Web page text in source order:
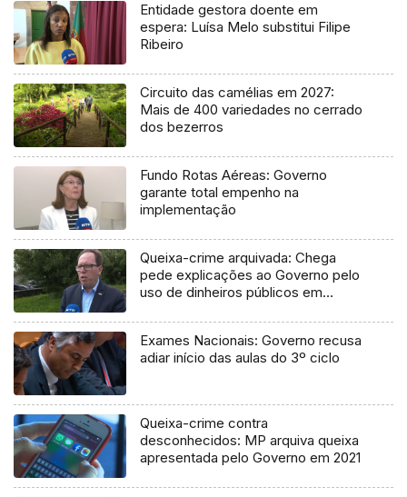
Entidade gestora doente em
espera: Luísa Melo substitui Filipe
Ribeiro
Circuito das camélias em 2027:
Mais de 400 variedades no cerrado
dos bezerros
Fundo Rotas Aéreas: Governo
garante total empenho na
implementação
Queixa-crime arquivada: Chega
pede explicações ao Governo pelo
uso de dinheiros públicos em
Exames Nacionais: Governo recusa
adiar início das aulas do 3º ciclo
Queixa-crime contra
desconhecidos: MP arquiva queixa
apresentada pelo Governo em 2021